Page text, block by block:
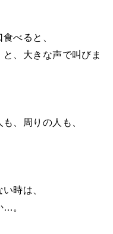
べると、
、大きな声で叫びま
、周りの人も、
時は、
…。